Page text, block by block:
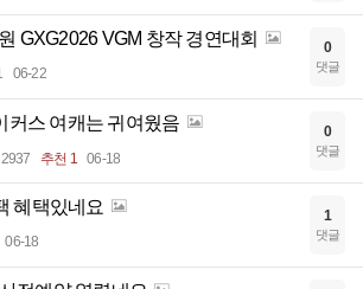
GXG2026 VGM 창작 경연대회
06-22
0
댓글
커스 여캐는 귀여웠음
추천 1 06-18
0
댓글
혜택있네요
06-18
1
댓글